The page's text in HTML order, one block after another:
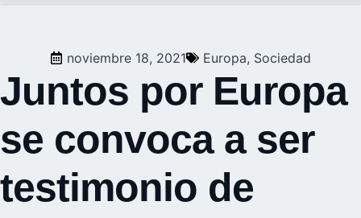
noviembre 18, 2021 Europa, Sociedad
Juntos por Europa
se convoca a ser
testimonio de